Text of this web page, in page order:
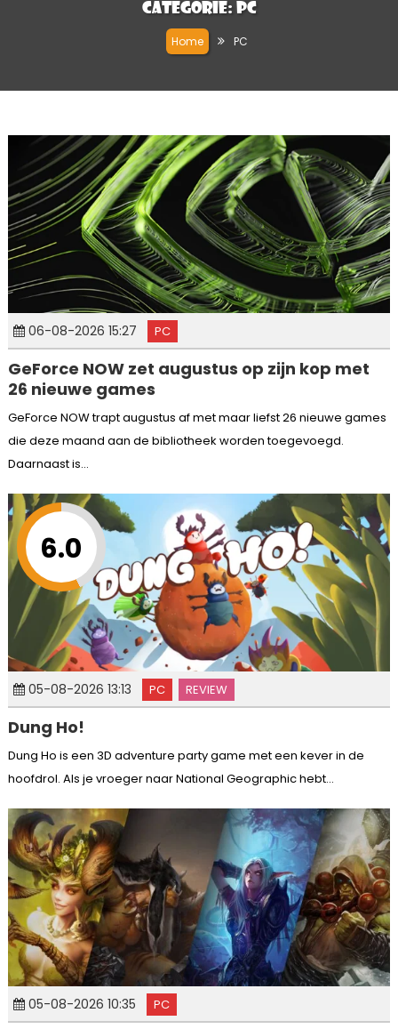
Categorie: PC
Home PC
06-08-2026 15:27 PC
GeForce NOW zet augustus op zijn kop met
26 nieuwe games
GeForce NOW trapt augustus af met maar liefst 26 nieuwe games
die deze maand aan de bibliotheek worden toegevoegd.
Daarnaast is...
6.0
05-08-2026 13:13 PC REVIEW
Dung Ho!
Dung Ho is een 3D adventure party game met een kever in de
hoofdrol. Als je vroeger naar National Geographic hebt...
05-08-2026 10:35 PC